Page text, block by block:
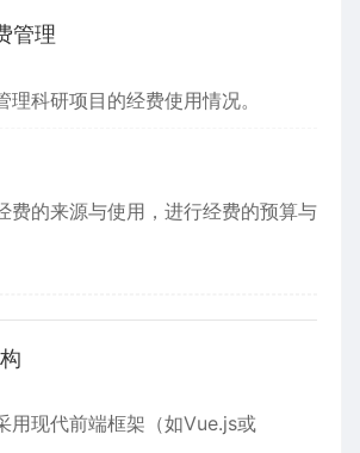
管理
理科研项目的经费使用情况。
费的来源与使用，进行经费的预算与
用现代前端框架（如Vue.js或